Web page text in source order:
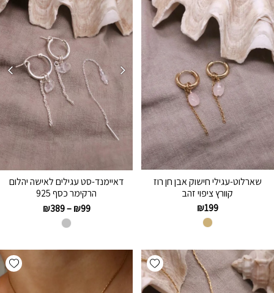
שארלוט-עגילי חישוק אבן חן רוז
קוורץ ציפוי זהב
₪199
דאיימנד-סט עגילים לאישה יהלום
הרקימר כסף 925
₪99
–
₪389
Add wishlist